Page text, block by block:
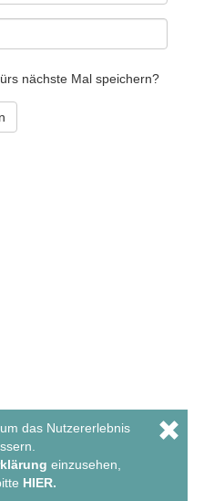
nächste Mal speichern?
das Nutzererlebnis
einzusehen,
HIER.